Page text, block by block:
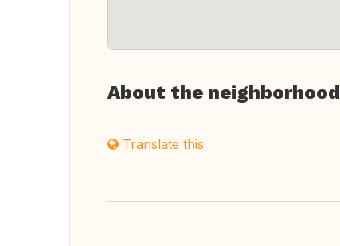
About the neighborhood
Translate this